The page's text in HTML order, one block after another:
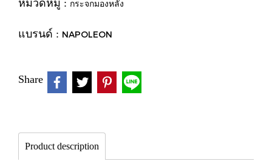
หมวดหมู่ : กระจกมองหลัง
แบรนด์ : NAPOLEON
Share
Product description